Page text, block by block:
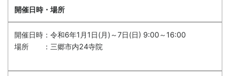
開催日時・場所
開催日時：令和6年1月1日(月)～7日(日) 9:00～16:00
場所 ：三郷市内24寺院